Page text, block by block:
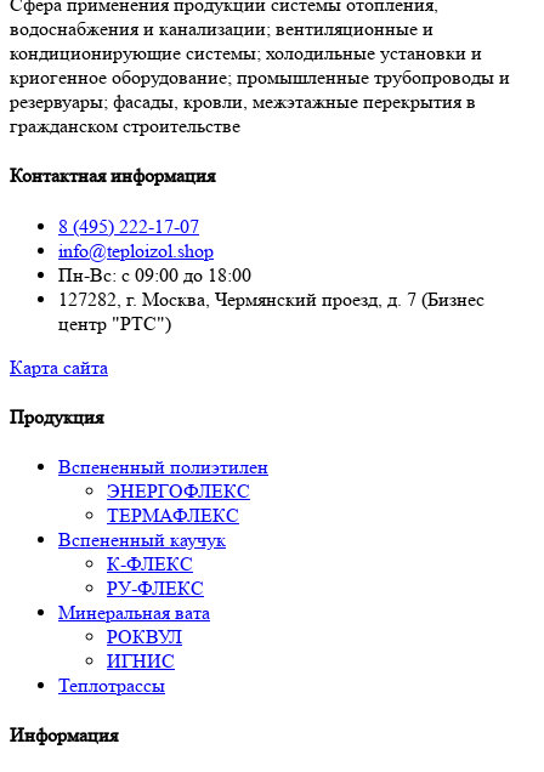
водоснабжения и канализации; вентиляционные и
кондиционирующие системы; холодильные установки и
криогенное оборудование; промышленные трубопроводы и
резервуары; фасады, кровли, межэтажные перекрытия в
гражданском строительстве
Контактная информация
8 (495) 222-17-07
info@teploizol.shop
Пн-Вс: с 09:00 до 18:00
127282, г. Москва, Чермянский проезд, д. 7 (Бизнес
центр "РТС")
Карта сайта
Продукция
Вспененный полиэтилен
ЭНЕРГОФЛЕКС
ТЕРМАФЛЕКС
Вспененный каучук
К-ФЛЕКС
РУ-ФЛЕКС
Минеральная вата
РОКВУЛ
ИГНИС
Теплотрассы
Информация